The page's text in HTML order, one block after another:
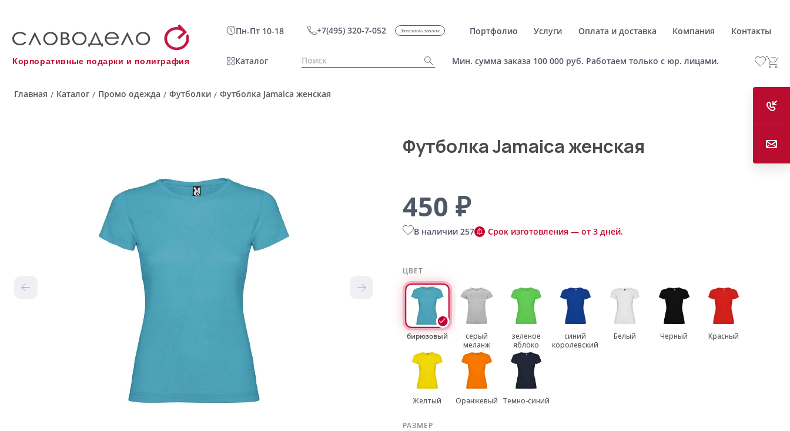
Корпоративные подарки и полиграфия
Пн-Пт 10-18 +7(495) 320-7-052 Заказать звонок Портфолио Услуги Оплата и доставка Компания Контакты
Каталог Мин. сумма заказа 100 000 руб. Работаем только с юр. лицами.
Главная / Каталог / Промо одежда / Футболки / Футболка Jamaica женская
Футболка Jamaica женская
450 ₽
В наличии 257 Срок изготовления — от 3 дней.
ЦВЕТ
бирюзовый
серый
меланж
зеленое
яблоко
синий
королевский
Белый Черный Красный
Желтый Оранжевый Темно-синий
РАЗМЕР